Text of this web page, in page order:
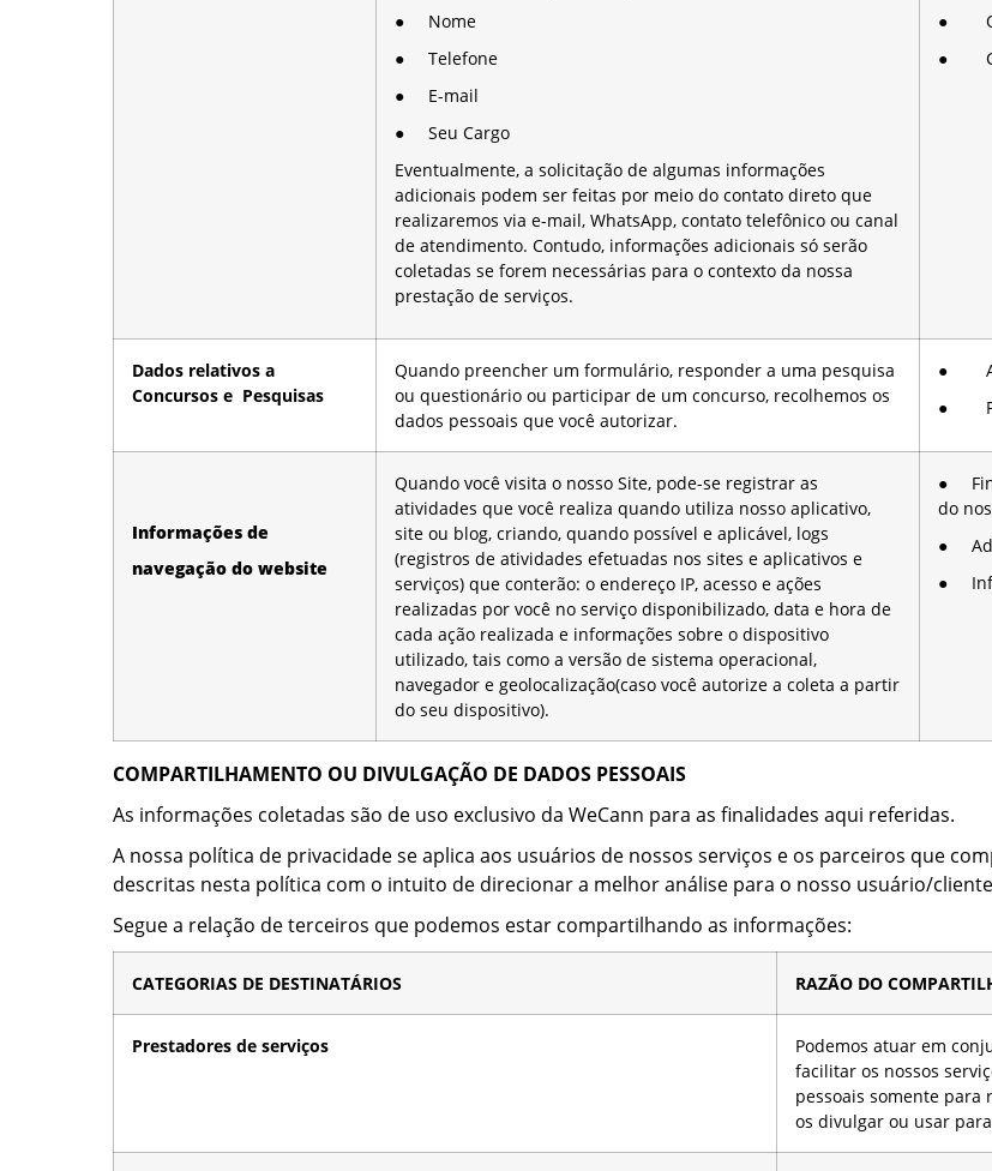
● Nome
● Telefone
● E-mail
● Seu Cargo
Eventualmente, a solicitação de algumas informações
adicionais podem ser feitas por meio do contato direto que
realizaremos via e-mail, WhatsApp, contato telefônico ou canal
de atendimento. Contudo, informações adicionais só serão
coletadas se forem necessárias para o contexto da nossa
prestação de serviços.
●
●
Dados relativos a
Concursos e Pesquisas
Quando preencher um formulário, responder a uma pesquisa
ou questionário ou participar de um concurso, recolhemos os
dados pessoais que você autorizar.
●
●
Informações de
navegação do website
Quando você visita o nosso Site, pode-se registrar as
atividades que você realiza quando utiliza nosso aplicativo,
site ou blog, criando, quando possível e aplicável, logs
(registros de atividades efetuadas nos sites e aplicativos e
serviços) que conterão: o endereço IP, acesso e ações
realizadas por você no serviço disponibilizado, data e hora de
cada ação realizada e informações sobre o dispositivo
utilizado, tais como a versão de sistema operacional,
navegador e geolocalização(caso você autorize a coleta a partir
do seu dispositivo).
●
do
●
●
COMPARTILHAMENTO OU DIVULGAÇÃO DE DADOS PESSOAIS
As informações coletadas são de uso exclusivo da WeCann para as finalidades aqui referidas.
A nossa política de privacidade se aplica aos usuários de nossos serviços e os parceiros que
descritas nesta política com o intuito de direcionar a melhor análise para o nosso usuário/
Segue a relação de terceiros que podemos estar compartilhando as informações:
CATEGORIAS DE DESTINATÁRIOS RAZÃO DO
Prestadores de serviços
Podemos atuar em
facilitar os nossos
pessoais somente para
os divulgar ou usar